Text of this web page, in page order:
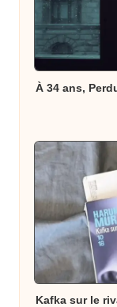
À 34 ans,
Posted
Kafka sur le